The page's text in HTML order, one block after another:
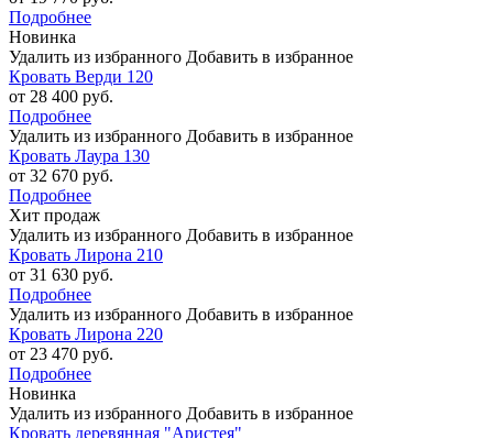
Подробнее
Новинка
Удалить из избранного Добавить в избранное
Кровать Верди 120
от 28 400 руб.
Подробнее
Удалить из избранного Добавить в избранное
Кровать Лаура 130
от 32 670 руб.
Подробнее
Хит продаж
Удалить из избранного Добавить в избранное
Кровать Лирона 210
от 31 630 руб.
Подробнее
Удалить из избранного Добавить в избранное
Кровать Лирона 220
от 23 470 руб.
Подробнее
Новинка
Удалить из избранного Добавить в избранное
Кровать деревянная "Аристея"